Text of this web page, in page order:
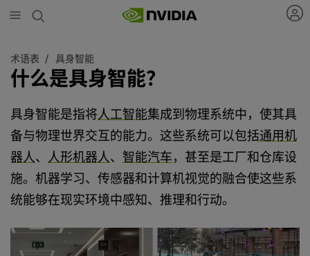
to
术语表 具身智能
什么是具身智能？
具身智能是指将人工智能集成到物理系统中，使其具
备与物理世界交互的能力。这些系统可以包括通用机
器人、 人形机器人、 智能汽车，甚至是工厂和仓库设
施。机器学习、传感器和计算机视觉的融合使这些系
统能够在现实环境中感知、推理和行动。